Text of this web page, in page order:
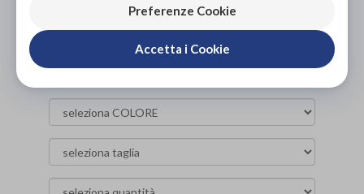
NON DISPONIBILE
ACQUISTA ONLINE
DA23,00€
Preferenze Cookie
Accetta i Cookie